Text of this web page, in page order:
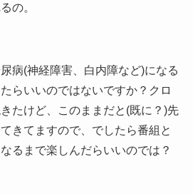
の。
病(神経障害、白内障など)になる
らいいのではないですか？クロ
たけど、このままだと(既に？)先
きてますので、でしたら番組と
るまで楽しんだらいいのでは？